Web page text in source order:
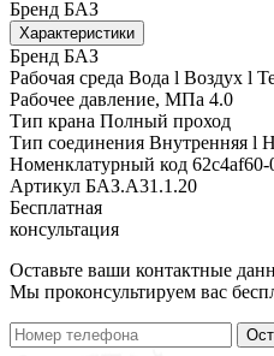
Бренд БАЗ
Характеристики
Бренд БАЗ
Рабочая среда Вода l Воздух l
Рабочее давление, МПа 4.0
Тип крана Полный проход
Тип соединения Внутренняя l
Номенклатурный код 62c4af60-
Артикул БАЗ.А31.1.20
Бесплатная
консультация
Оставьте ваши контактные
Мы проконсультируем вас